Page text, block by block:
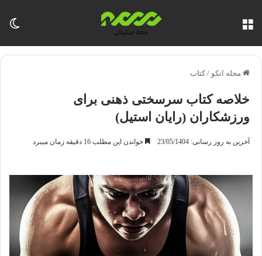
مجله انکو / کتاب
خلاصه کتاب سرسختی ذهنی برای
ورزشکاران (رایان استیل)
آخرین به روز رسانی: 23/05/1404 خواندن این مطلب 16 دقیقه زمان میبرد